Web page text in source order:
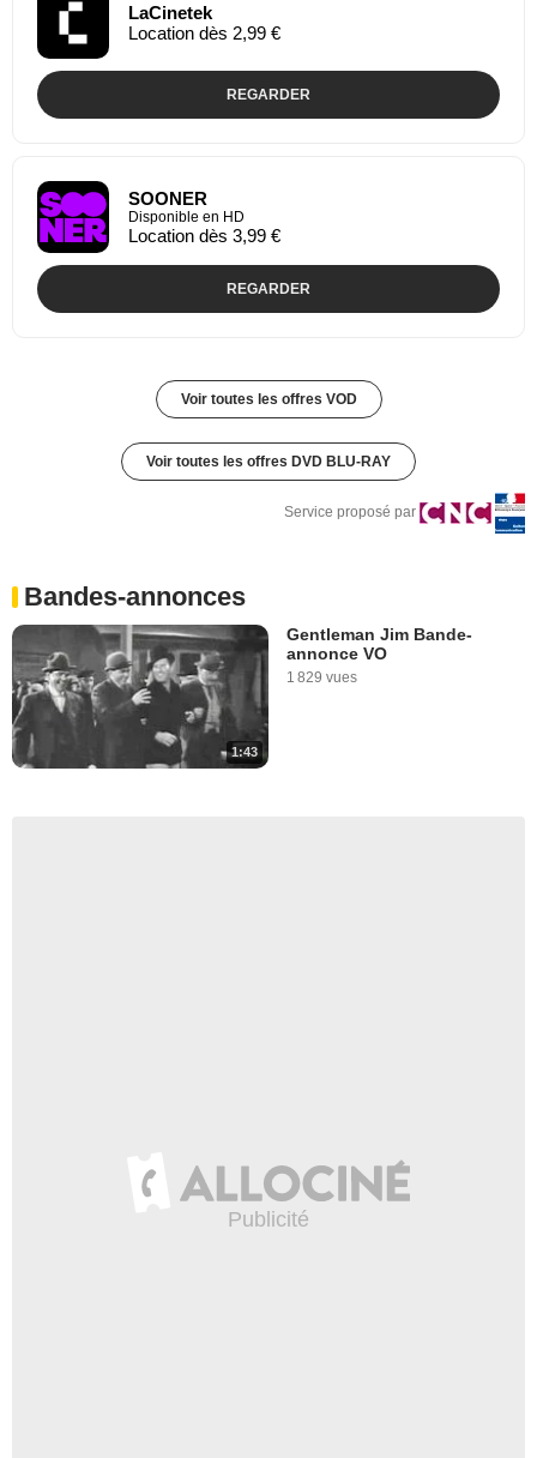
LaCinetek
Location dès 2,99 €
REGARDER
SOONER
Disponible en HD
Location dès 3,99 €
REGARDER
Voir toutes les offres VOD
Voir toutes les offres DVD BLU-RAY
Service proposé par
Bandes-annonces
1:43
Gentleman Jim Bande-
annonce VO
1 829 vues